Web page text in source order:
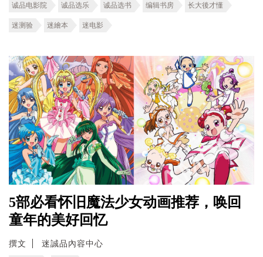
诚品电影院 诚品选乐 诚品选书 编辑书房 长大後才懂
迷测验 迷繪本 迷电影
5部必看怀旧魔法少女动画推荐，唤回
童年的美好回忆
撰文 迷誠品內容中心